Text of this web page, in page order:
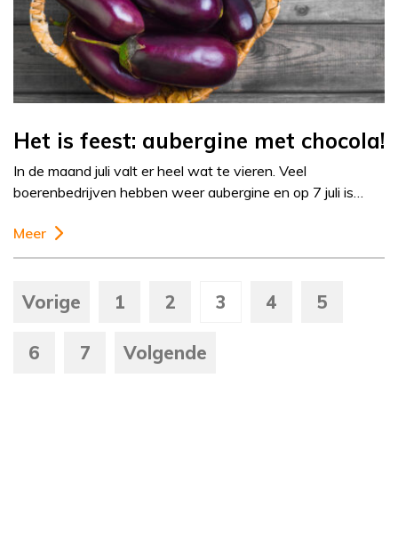
Het is feest: aubergine met chocola!
In de maand juli valt er heel wat te vieren. Veel
boerenbedrijven hebben weer aubergine en op 7 juli is…
Meer
Vorige 1 2 3 4 5
6 7 Volgende